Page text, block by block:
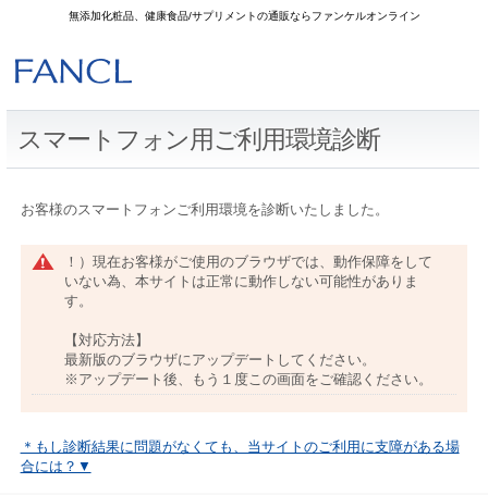
無添加化粧品、健康食品/サプリメントの通販ならファンケルオンライン
スマートフォン用ご利用環境診断
お客様のスマートフォンご利用環境を診断いたしました。
！）現在お客様がご使用のブラウザでは、動作保障をして
いない為、本サイトは正常に動作しない可能性がありま
す。
【対応方法】
最新版のブラウザにアップデートしてください。
※アップデート後、もう１度この画面をご確認ください。
＊もし診断結果に問題がなくても、当サイトのご利用に支障がある場
合には？▼